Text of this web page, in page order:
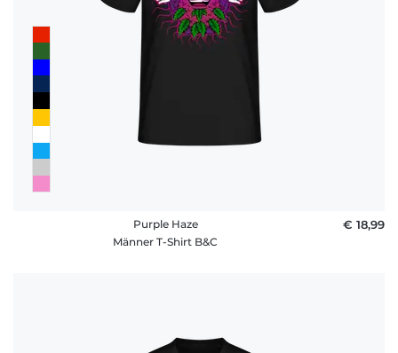
Purple Haze
Männer T-Shirt B&C
€ 18,99